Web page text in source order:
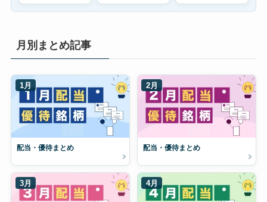
月別まとめ記事
1月
配当・優待まとめ
2月
配当・優待まとめ
3月 4月